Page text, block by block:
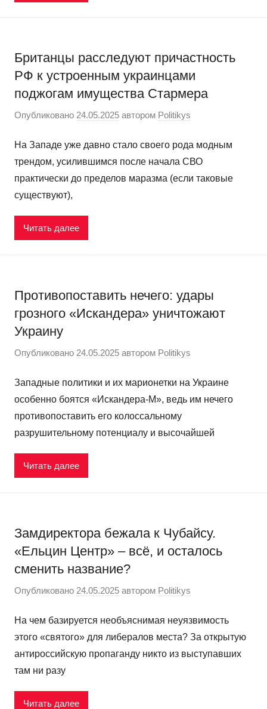
Британцы расследуют причастность
РФ к устроенным украинцами
поджогам имущества Стармера
Опубликовано 24.05.2025 автором Politikys
На Западе уже давно стало своего рода модным
трендом, усилившимся после начала СВО
практически до пределов маразма (если таковые
существуют),
Читать далее
Противопоставить нечего: удары
грозного «Искандера» уничтожают
Украину
Опубликовано 24.05.2025 автором Politikys
Западные политики и их марионетки на Украине
особенно боятся «Искандера-М», ведь им нечего
противопоставить его колоссальному
разрушительному потенциалу и высочайшей
Читать далее
Замдиректора бежала к Чубайсу.
«Ельцин Центр» – всё, и осталось
сменить название?
Опубликовано 24.05.2025 автором Politikys
На чем базируется необъяснимая неуязвимость
этого «святого» для либералов места? За открытую
антироссийскую пропаганду никто из выступавших
там ни разу
Читать далее